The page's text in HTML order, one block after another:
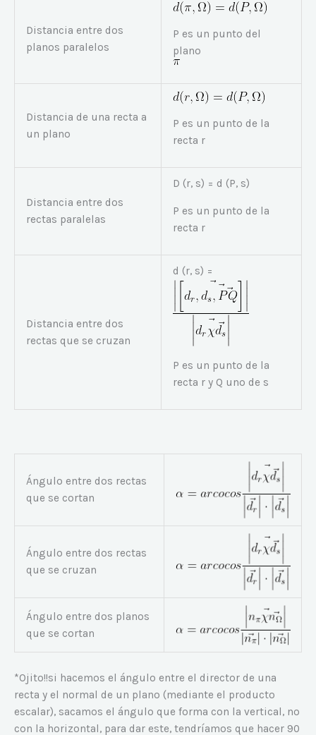
Distancia entre dos
planos paralelos
P es un punto del
plano
Distancia de una recta a
un plano
P es un punto de la
recta r
Distancia entre dos
rectas paralelas
D (r, s) = d (P, s)
P es un punto de la
recta r
Distancia entre dos
rectas que se cruzan
d (r, s) =
P es un punto de la
recta r y Q uno de s
Ángulo entre dos rectas
que se cortan
Ángulo entre dos rectas
que se cruzan
Ángulo entre dos planos
que se cortan
*Ojito!!si hacemos el ángulo entre el director de una
recta y el normal de un plano (mediante el producto
escalar), sacamos el ángulo que forma con la vertical, no
con la horizontal, para dar este, tendríamos que hacer 90